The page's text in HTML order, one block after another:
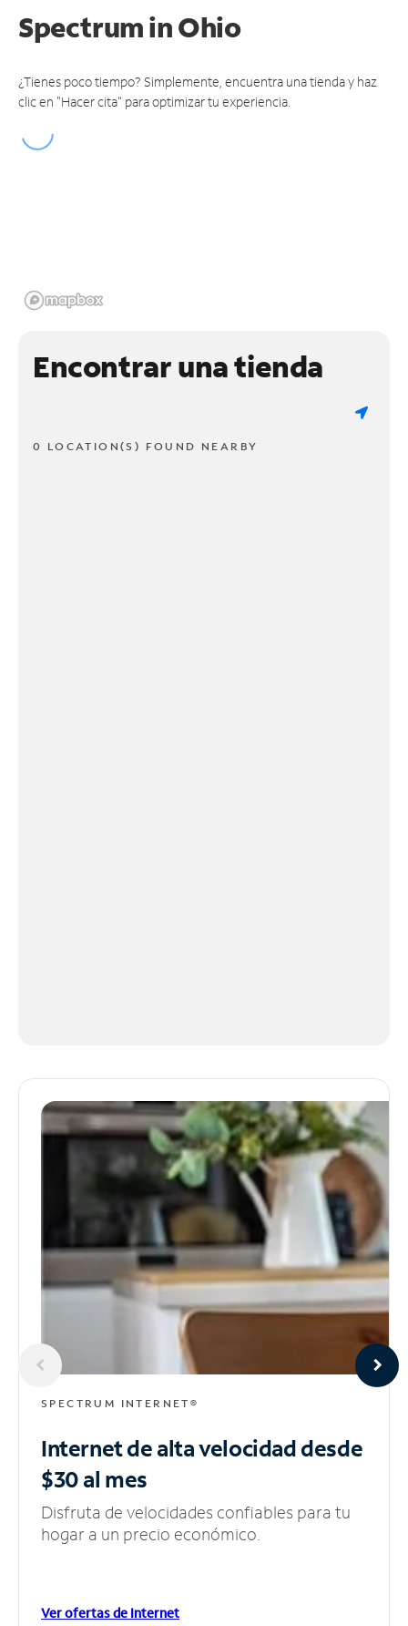
Spectrumin Ohio
¿Tienes poco tiempo? Simplemente, encuentra una tienda y haz
clic en "Hacer cita" para optimizar tu experiencia.
Encontrar una tienda
0 LOCATION(S) FOUND NEARBY
SPECTRUM INTERNET®
Internet de alta velocidaddesde
$30 al mes
Disfruta de velocidades confiables para tu
hogar a un precio económico.
Ver ofertas de Internet